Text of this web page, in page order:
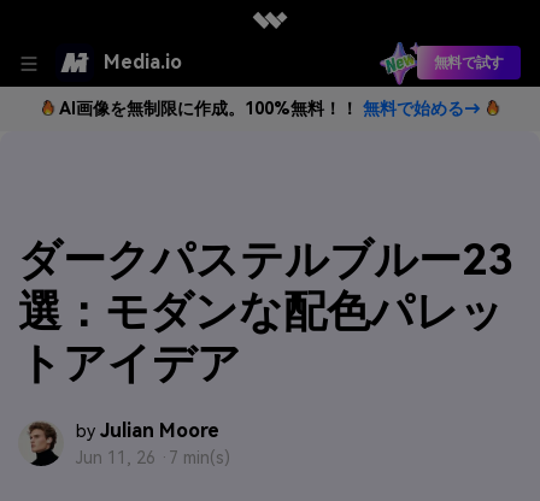
Media.io 無料で試す
AI画像を無制限に作成。100%無料！！ 無料で始める→
ダークパステルブルー23
選：モダンな配色パレッ
トアイデア
by Julian Moore
Jun 11, 26 · 7 min(s)